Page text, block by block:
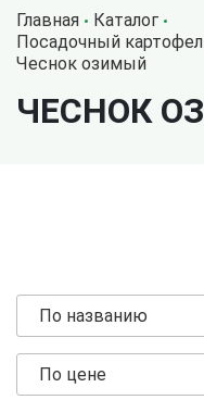
Главная
Каталог
Посадочный
Чеснок озимый
ЧЕСНОК
По названию
По цене